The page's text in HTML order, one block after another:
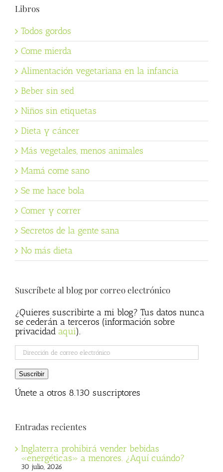
Libros
Todos gordos
Come mierda
Alimentación vegetariana en la infancia
Beber sin sed
Niños sin etiquetas
Dieta y cáncer
Más vegetales, menos animales
Mamá come sano
Se me hace bola
Comer y correr
Secretos de la gente sana
No más dieta
Suscríbete al blog por correo electrónico
¿Quieres suscribirte a mi blog? Tus datos nunca
se cederán a terceros (información sobre
privacidad aqui).
Dirección
de
correo
electrónico
Suscribir
Únete a otros 8.130 suscriptores
Entradas recientes
Inglaterra prohibirá vender bebidas
«energéticas» a menores. ¿Aquí cuándo?
30 julio, 2026